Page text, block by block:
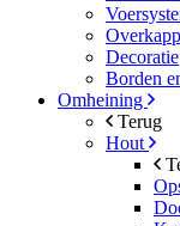
Decoratie
Borden
Omheining
Terug
Hout